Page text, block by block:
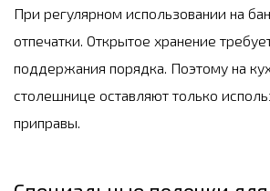
При регулярном использовании на
отпечатки. Открытое хранение
поддержания порядка. Поэтому на
столешнице оставляют только
приправы.